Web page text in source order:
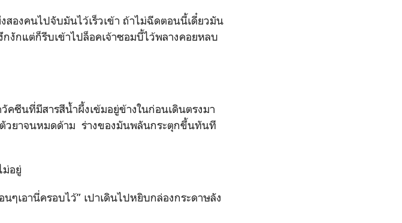
สองคนไปจับมันไว้เร็วเข้า ถ้าไม่ฉีดตอนนี้เดี๋ยวมัน
งักแต่ก็รีบเข้าไปล็อคเจ้าซอมบี้ไว้พลางคอยหลบ
คซีนที่มีสารสีน้ำผึ้งเข้มอยู่ข้างในก่อนเดินตรงมา
วยาจนหมดด้าม ร่างของมันพลันกระตุกขึ้นทันที
ม่อยู่
ๆเอานี่ครอบไว้” เปาเดินไปหยิบกล่องกระดาษลัง